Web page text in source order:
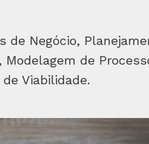
de Negócio,
Modelagem de
Viabilidade.